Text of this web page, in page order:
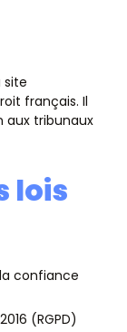
site
français. Il
aux tribunaux
lois
confiance
(RGPD)